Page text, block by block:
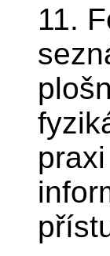
11.